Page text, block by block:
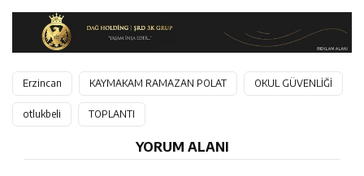
Erzincan KAYMAKAM RAMAZAN POLAT OKUL GÜVENLİĞİ
otlukbeli TOPLANTI
YORUM ALANI